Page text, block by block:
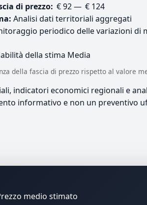
di prezzo: € 92 — € 124
Analisi dati territoriali aggregati
periodico delle variazioni di
della stima Media
della fascia di prezzo rispetto al valore
indicatori economici regionali e
informativo e non un preventivo
medio stimato